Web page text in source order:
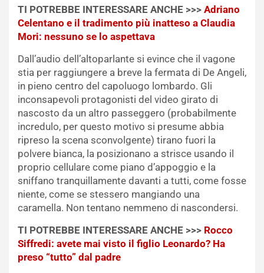
TI POTREBBE INTERESSARE ANCHE >>> Adriano
Celentano e il tradimento più inatteso a Claudia
Mori: nessuno se lo aspettava
Dall’audio dell’altoparlante si evince che il vagone
stia per raggiungere a breve la fermata di De Angeli,
in pieno centro del capoluogo lombardo. Gli
inconsapevoli protagonisti del video girato di
nascosto da un altro passeggero (probabilmente
incredulo, per questo motivo si presume abbia
ripreso la scena sconvolgente) tirano fuori la
polvere bianca, la posizionano a strisce usando il
proprio cellulare come piano d’appoggio e la
sniffano tranquillamente davanti a tutti, come fosse
niente, come se stessero mangiando una
caramella. Non tentano nemmeno di nascondersi.
TI POTREBBE INTERESSARE ANCHE >>> Rocco
Siffredi: avete mai visto il figlio Leonardo? Ha
preso “tutto” dal padre